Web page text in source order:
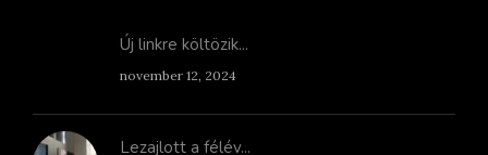
Új linkre költözik...
november 12, 2024
Lezajlott a félév...